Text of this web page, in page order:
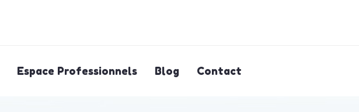
Espace Professionnels Blog Contact